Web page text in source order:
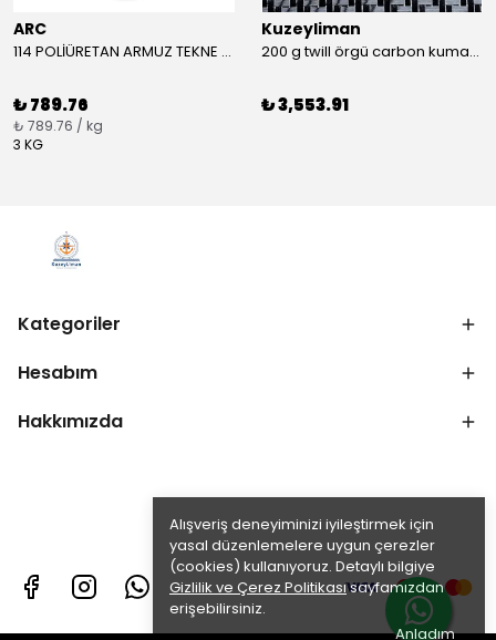
Alışveriş deneyiminizi iyileştirmek için
yasal düzenlemelere uygun çerezler
(cookies) kullanıyoruz. Detaylı bilgiye
Gizlilik ve Çerez Politikasısayfamızdan
erişebilirsiniz.
Anladım
ARC
114 POLİÜRETAN ARMUZ TEKNE MACUNU TAKIM (BEYAZ)
₺ 789.76
₺ 789.76 / kg
3 KG
Kuzeyliman
200 g twill örgü carbon kumaş m2
₺ 3,553.91
Kategoriler
Hesabım
Hakkımızda